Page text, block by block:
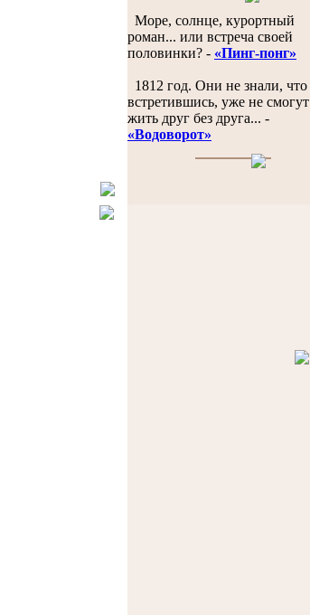
Море, солнце, курортный
роман... или встреча своей
половинки? - «Пинг-понг»
1812 год. Они не знали, что
встретившись, уже не смогут
жить друг без друга... -
«Водоворот»